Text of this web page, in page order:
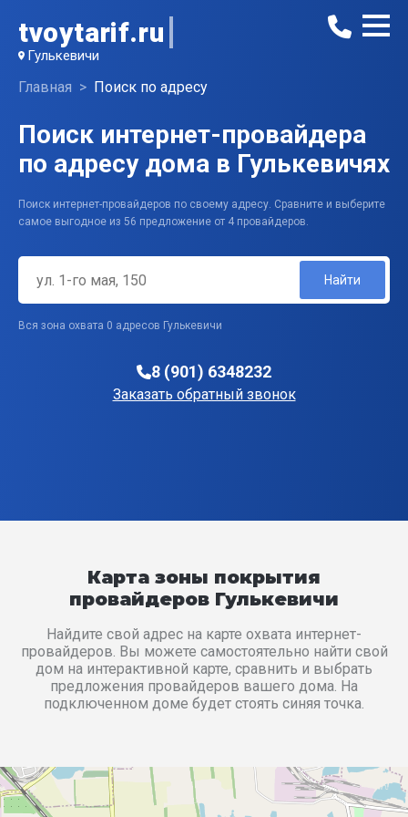
tvoytarif.ru
Гулькевичи
Главная Поиск по адресу
Поиск интернет-провайдера
по адресу дома в Гулькевичях
Поиск интернет-провайдеров по своему адресу. Сравните и выберите
самое выгодное из 56 предложение от 4 провайдеров.
Найти
Вся зона охвата 0 адресов Гулькевичи
8 (901) 6348232
Заказать обратный звонок
Карта зоны покрытия
провайдеров Гулькевичи
Найдите свой адрес на карте охвата интернет-
провайдеров. Вы можете самостоятельно найти свой
дом на интерактивной карте, сравнить и выбрать
предложения провайдеров вашего дома. На
подключенном доме будет стоять синяя точка.